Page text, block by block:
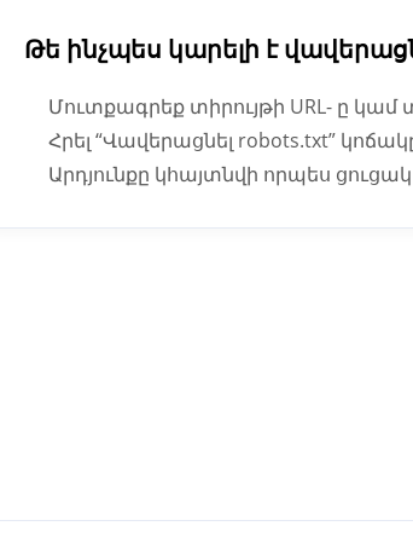
Թե ինչպես կարելի է
Մուտքագրեք տիրույթի URL- ը
Հրել “Վավերացնել robots.txt”
Արդյունքը կհայտնվի որպես